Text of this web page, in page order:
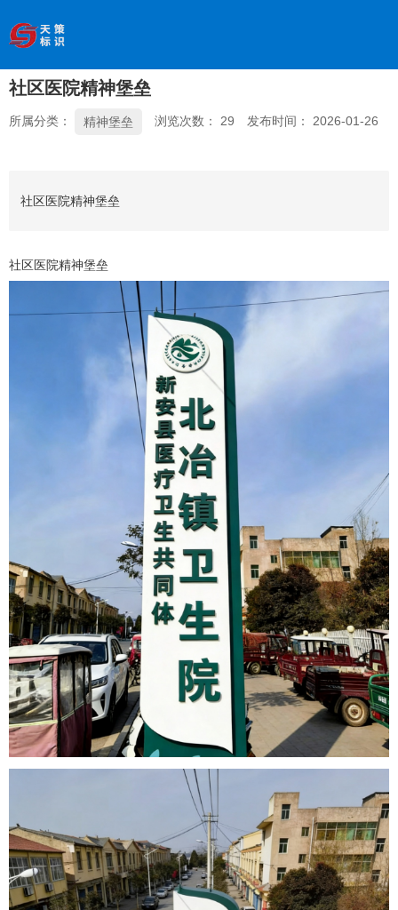
欢迎访问南京天策标识有限公司官网
医院、银行、政府、房地产、企事业单位、景区等基础建设
领域
全国服务热线： 18066033339
社区医院精神堡垒
所属分类： 精神堡垒 浏览次数： 29 发布时间： 2026-01-26
社区医院精神堡垒
社区医院精神堡垒